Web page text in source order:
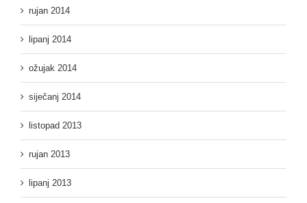
rujan 2014
lipanj 2014
ožujak 2014
siječanj 2014
listopad 2013
rujan 2013
lipanj 2013